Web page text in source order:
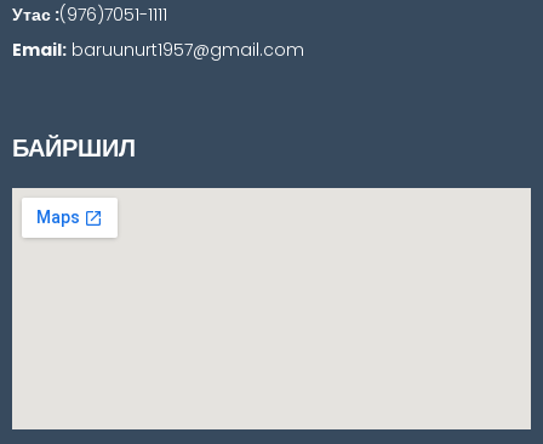
Утас :(976)7051-1111
Email: baruunurt1957@gmail.com
БАЙРШИЛ